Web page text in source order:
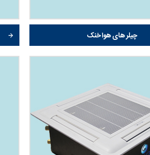
چیلر های هوا خنک